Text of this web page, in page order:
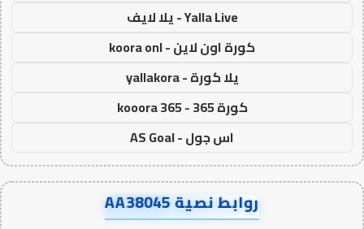
Yalla Live - يلا لايف
كورة اون لاين - koora onl
يلا كورة - yallakora
كورة 365 - kooora 365
اس جول - AS Goal
روابط نصية AA38045